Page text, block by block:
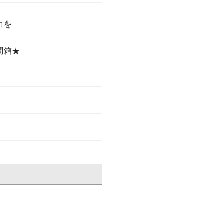
を
箱★